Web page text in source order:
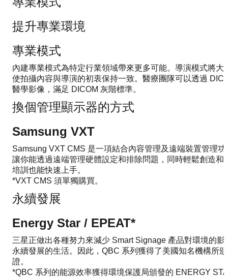
提升專業環境
專業模式
內建專業模式為特定行業領域帶來更多可能。導演模式將大
使拍攝內容與導演的初衷保持一致。醫療團隊可以透過
醫學影像，滿足 DICOM 灰階標準。
換個管理顯示器的方式
Samsung VXT
Samsung VXT CMS 是一項結合內容管理及遠端裝置管理
讓你能透過遠端管理硬體設定和排除問題，同時輕鬆創造和
培訓也能快速上手。
*VXT CMS 須單獨購買。
永續發展
Energy Star / EPEAT*
三星正做出各種努力來減少 Smart Signage 產品對環境的
永續發展的生活。因此，QBC 系列獲得了美國知名機構所
證。
*QBC 系列的能源效率獲得環境保護局頒發的 ENERGY